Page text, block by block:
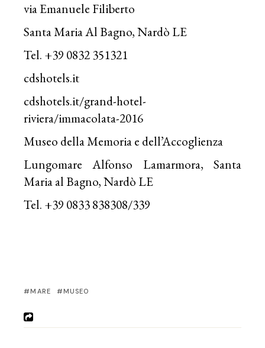
via Emanuele Filiberto
Santa Maria Al Bagno, Nardò LE
Tel. +39 0832 351321
cdshotels.it
cdshotels.it/grand-hotel-
riviera/immacolata-2016
Museo della Memoria e dell’Accoglienza
Lungomare Alfonso Lamarmora, Santa
Maria al Bagno, Nardò LE
Tel. +39 0833 838308/339
MARE MUSEO